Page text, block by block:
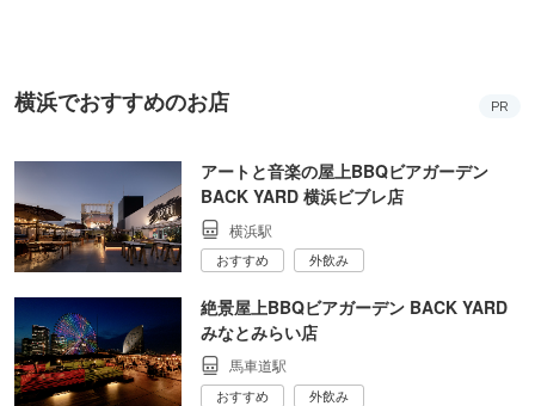
横浜でおすすめのお店 PR
アートと音楽の屋上BBQビアガーデン
BACK YARD 横浜ビブレ店
横浜駅
おすすめ 外飲み
絶景屋上BBQビアガーデン BACK YARD
みなとみらい店
馬車道駅
おすすめ 外飲み